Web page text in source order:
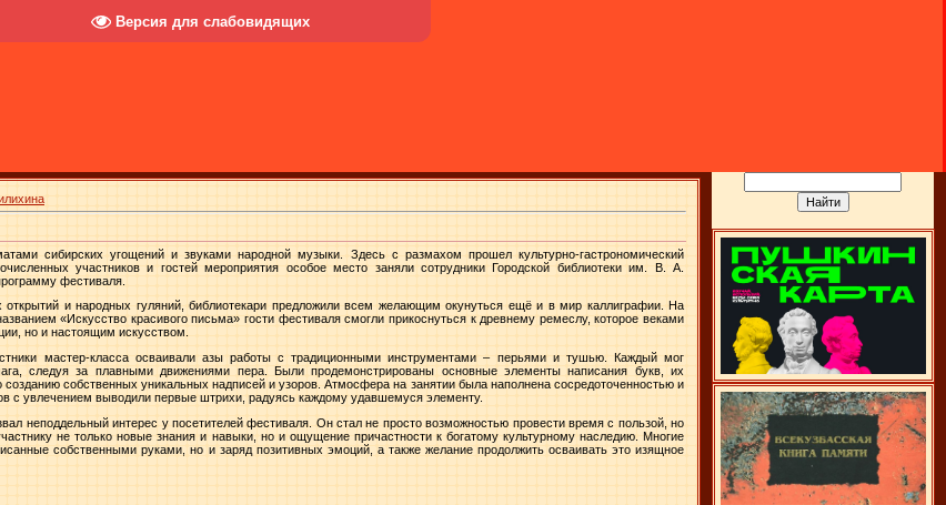
Версия для слабовидящих
сибирских угощений и звуками народной музыки. Здесь с размахом прошел культурно-гастрономический
участников и гостей мероприятия особое место заняли сотрудники Городской библиотеки им. В. А.
фестиваля.
открытий и народных гуляний, библиотекари предложили всем желающим окунуться ещё и в мир каллиграфии. На
«Искусство красивого письма» гости фестиваля смогли прикоснуться к древнему ремеслу, которое веками
но и настоящим искусством.
мастер-класса осваивали азы работы с традиционными инструментами – перьями и тушью. Каждый мог
следуя за плавными движениями пера. Были продемонстрированы основные элементы написания букв, их
собственных уникальных надписей и узоров. Атмосфера на занятии была наполнена сосредоточенностью и
с увлечением выводили первые штрихи, радуясь каждому удавшемуся элементу.
неподдельный интерес у посетителей фестиваля. Он стал не просто возможностью провести время с пользой, но
не только новые знания и навыки, но и ощущение причастности к богатому культурному наследию. Многие
собственными руками, но и заряд позитивных эмоций, а также желание продолжить осваивать это изящное